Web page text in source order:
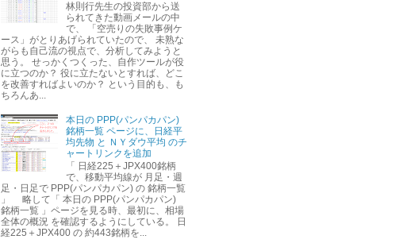
林則行先生の投資部から送
られてきた動画メールの中
で、 「空売りの失敗事例ケ
ース」がとりあげられていたので、 未熟な
がらも自己流の視点で、分析してみようと
思う。 せっかくつくった、自作ツールが役
に立つのか？ 役に立たないとすれば、どこ
を改善すればよいのか？ という目的も、も
ちろんあ...
本日の PPP(パンパカパン)
銘柄一覧 ページに、日経平
均先物 と ＮＹダウ平均 のチ
ャートリンクを追加
「 日経225＋JPX400銘柄
で、移動平均線が 月足・週
足・日足で PPP(パンパカパン) の 銘柄一覧
」 略して「 本日の PPP(パンパカパン)
銘柄一覧 」ページを見る時、最初に、相場
全体の概況 を確認するようにしている。 日
経225＋JPX400 の 約443銘柄を...